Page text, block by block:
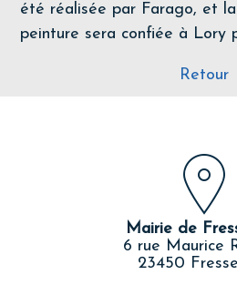
été réalisée par Farago, et
peinture sera confiée à Lory
Retour
Mairie de
6 rue Maurice
23450